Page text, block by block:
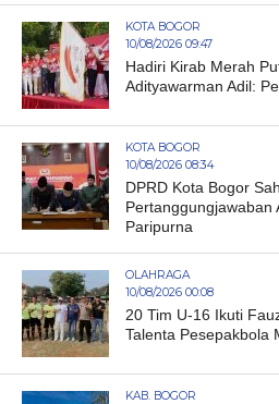
KOTA BOGOR
10/08/2026 09:47
Hadiri Kirab Merah
Adityawarman Adil:
KOTA BOGOR
10/08/2026 08:34
DPRD Kota Bogor
Pertanggungjawaban
Paripurna
OLAHRAGA
10/08/2026 00:08
20 Tim U-16 Ikuti
Talenta Pesepakbola
KAB. BOGOR